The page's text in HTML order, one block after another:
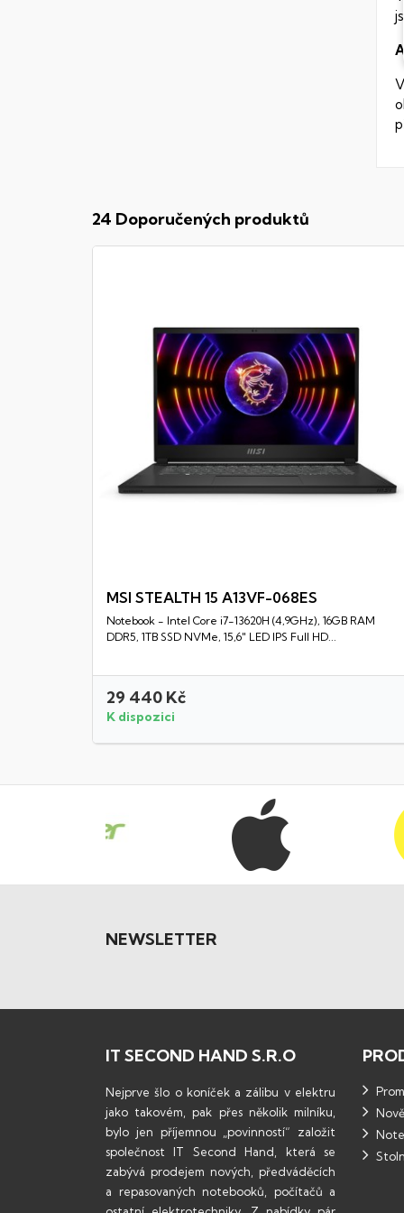
24 Doporučených produktů
Rychlý náhled
MSI STEALTH 15 A13VF-068ES
Notebook - Intel Core i7-13620H (4,9GHz), 16GB RAM
DDR5, 1TB SSD NVMe, 15,6" LED IPS Full HD...
29 440 Kč
K dispozici
NEWSLETTER
IT SECOND HAND S.R.O
Nejprve šlo o koníček a zálibu v elektru
jako takovém, pak přes několik milníku,
bylo jen příjemnou „povinností“ založit
společnost IT Second Hand, která se
zabývá prodejem nových, předváděcích
a repasovaných notebooků, počítačů a